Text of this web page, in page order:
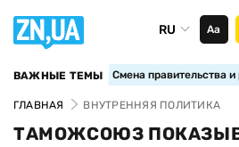
RU Аа
ВАЖНЫЕ ТЕМЫ Смена правительства
ГЛАВНАЯ ВНУТРЕННЯЯ ПОЛИТИКА
ТАМОЖСОЮЗ